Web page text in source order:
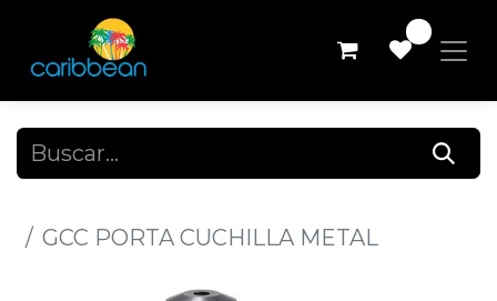
GCC PORTA CUCHILLA METAL